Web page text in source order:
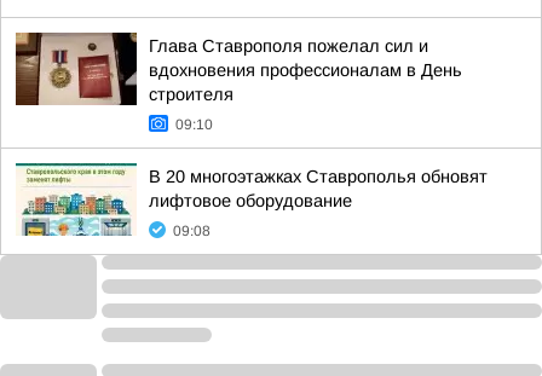
Глава Ставрополя пожелал сил и
вдохновения профессионалам в День
строителя
09:10
В 20 многоэтажках Ставрополья обновят
лифтовое оборудование
09:08